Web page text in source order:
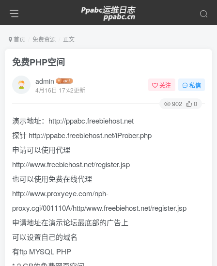
首页 免费资源 正文
免费PHP空间
admin
4月16日 17:42更新
关注 私信
902 0
演示地址：http://ppabc.freebiehost.net
探针 http://ppabc.freebiehost.net/iProber.php
申请可以使用代理
http://www.freebiehost.net/register.jsp
也可以使用免费在线代理
http://www.proxyeye.com/nph-
proxy.cgi/001110A/http/www.freebiehost.net/register.jsp
申请地址在演示论坛最底部的广告上
可以设置自己的域名
有ftp MYSQL PHP